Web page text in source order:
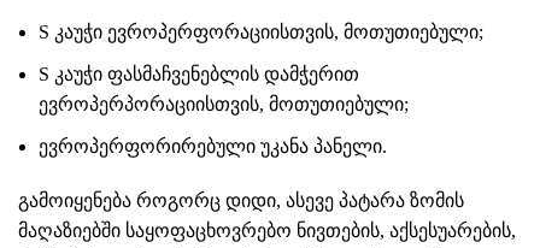
S კაუჭი ევროპერფორაციისთვის, მოთუთიებული;
S კაუჭი ფასმაჩვენებლის დამჭერით
ევროპერპორაციისთვის, მოთუთიებული;
ევროპერფორირებული უკანა პანელი.
გამოიყენება როგორც დიდი, ასევე პატარა ზომის
მაღაზიებში საყოფაცხოვრებო ნივთების, აქსესუარების,